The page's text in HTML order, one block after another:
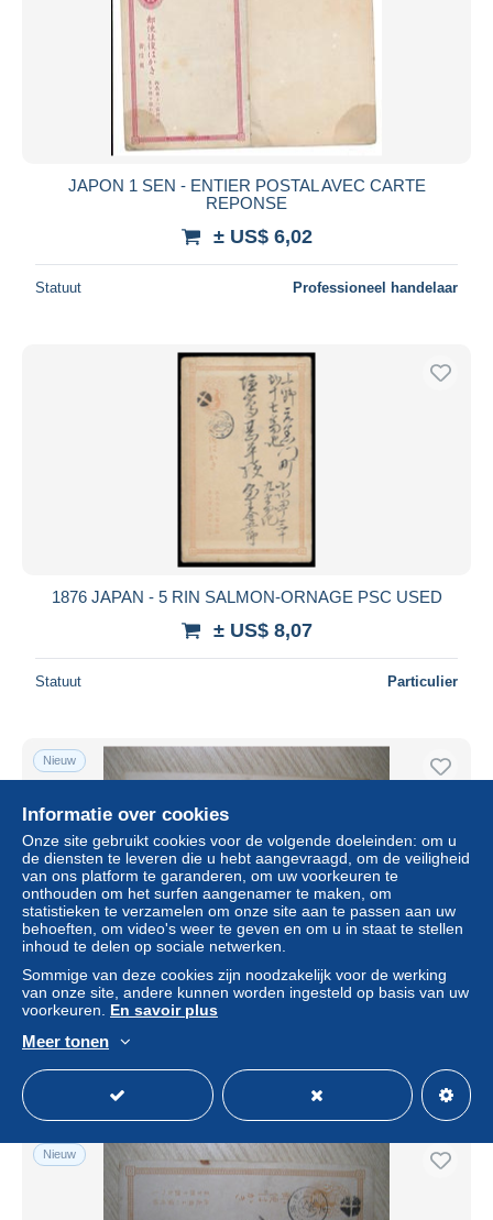
JAPON 1 SEN - ENTIER POSTAL AVEC CARTE
REPONSE
± US$ 6,02
Statuut Professioneel handelaar
1876 JAPAN - 5 RIN SALMON-ORNAGE PSC USED
± US$ 8,07
Statuut Particulier
Nieuw
1 Sn cancel blue postal stationery card JAPAN Japon
± US$ 4,32
Statuut Professioneel handelaar
Nieuw
Informatie over cookies
Onze site gebruikt cookies voor de volgende doeleinden: om u
de diensten te leveren die u hebt aangevraagd, om de veiligheid
van ons platform te garanderen, om uw voorkeuren te
onthouden om het surfen aangenamer te maken, om
statistieken te verzamelen om onze site aan te passen aan uw
behoeften, om video's weer te geven en om u in staat te stellen
inhoud te delen op sociale netwerken.
Sommige van deze cookies zijn noodzakelijk voor de werking
van onze site, andere kunnen worden ingesteld op basis van uw
voorkeuren. En savoir plus
Meer tonen